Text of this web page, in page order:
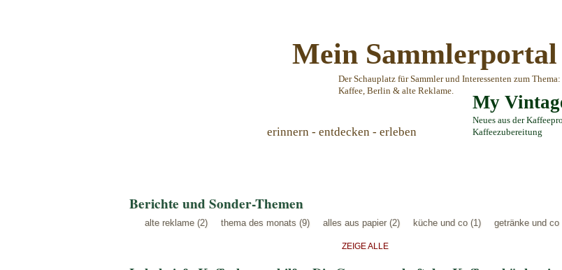
Mein Sammlerportal
Der Schauplatz für Sammler und Interessenten zum Thema:
Kaffee, Berlin & alte Reklame.
My
Neues aus der
Kaffeezubereitung
erinnern - entdecken - erleben
Berichte und Sonder-Themen
alte reklame (2) thema des monats (9) alles aus papier (2) küche und co (1) getränke und co
ZEIGE ALLE